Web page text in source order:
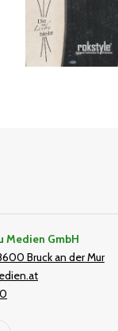
Medien GmbH
Bruck an der Mur